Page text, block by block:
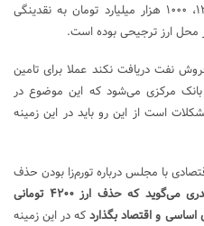
افزایش داده و در حالیکه در سال ۱۳۹۹، ۱۰۰۰ هزار میلیارد تومان به نقدینگی
نفت دریافت نکند عملا برای تامین
بانک مرکزی می‌شود که این موضوع در
است از این رو باید در این زمینه
با مجلس درباره تورم‌زا بودن حذف
کامران ندری می‌گوید که حذف ارز ۴۲۰۰ تومانی
و اقتصاد بگذاردکه در این زمینه